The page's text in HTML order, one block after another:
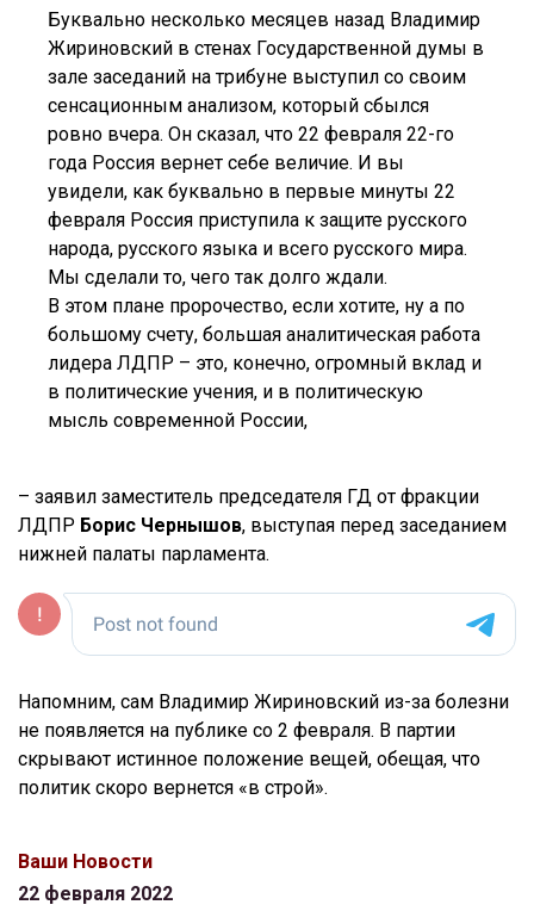
Буквально несколько месяцев назад Владимир
Жириновский в стенах Государственной думы в
зале заседаний на трибуне выступил со своим
сенсационным анализом, который сбылся
ровно вчера. Он сказал, что 22 февраля 22-го
года Россия вернет себе величие. И вы
увидели, как буквально в первые минуты 22
февраля Россия приступила к защите русского
народа, русского языка и всего русского мира.
Мы сделали то, чего так долго ждали.
В этом плане пророчество, если хотите, ну а по
большому счету, большая аналитическая работа
лидера ЛДПР – это, конечно, огромный вклад и
в политические учения, и в политическую
мысль современной России,
– заявил заместитель председателя ГД от фракции
ЛДПР Борис Чернышов, выступая перед заседанием
нижней палаты парламента.
Напомним, сам Владимир Жириновский из-за болезни
не появляется на публике со 2 февраля. В партии
скрывают истинное положение вещей, обещая, что
политик скоро вернется «в строй».
Ваши Новости
22 февраля 2022